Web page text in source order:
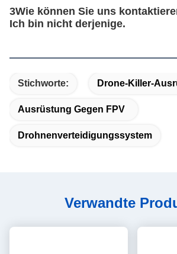
3Wie können Sie uns
Ich bin nicht derjenige.
Stichworte: Drone-Killer-
Ausrüstung Gegen FPV
Drohnenverteidigungssystem
Verwandte